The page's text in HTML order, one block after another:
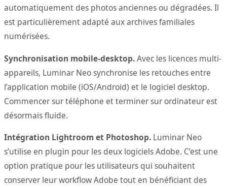
automatiquement des photos anciennes ou dégradées. Il
est particulièrement adapté aux archives familiales
numérisées.
Synchronisation mobile-desktop.Avec les licences multi-
appareils, Luminar Neo synchronise les retouches entre
l’application mobile (iOS/Android) et le logiciel desktop.
Commencer sur téléphone et terminer sur ordinateur est
désormais fluide.
Intégration Lightroom et Photoshop. Luminar Neo
s’utilise en plugin pour les deux logiciels Adobe. C’est une
option pratique pour les utilisateurs qui souhaitent
conserver leur workflow Adobe tout en bénéficiant des